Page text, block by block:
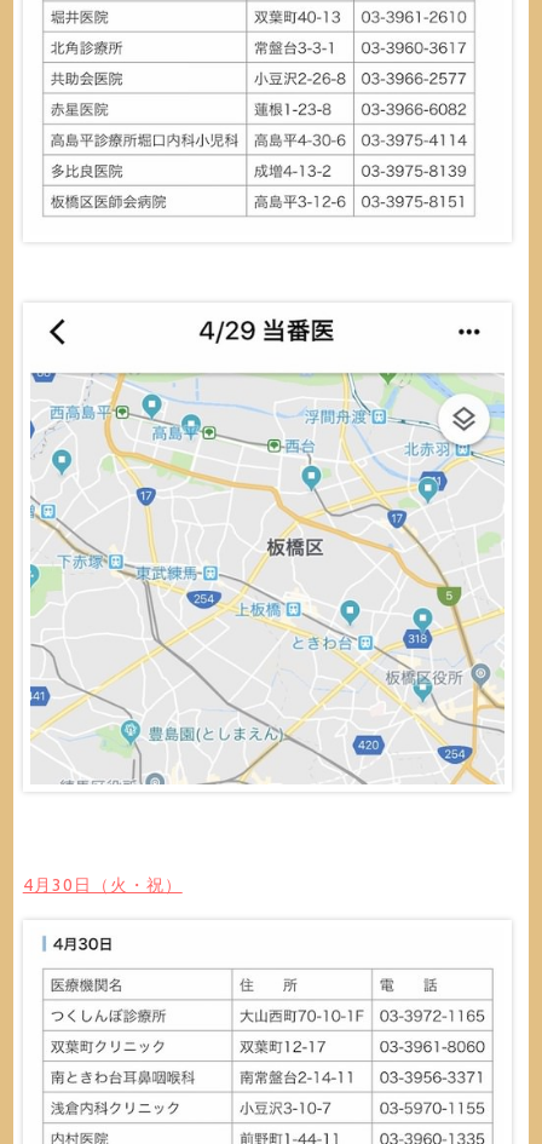
4月30日（火・祝）